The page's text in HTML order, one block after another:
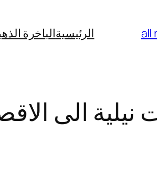
الرئيسيةالباخرة
نيلية الى